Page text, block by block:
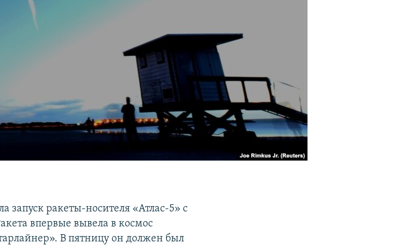
запуск ракеты-носителя «Атлас-5» с
впервые вывела в космос
В пятницу он должен был